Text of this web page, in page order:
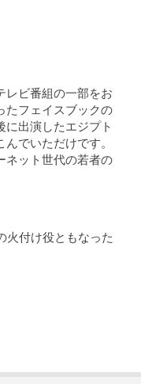
レビ番組の一部をお
たフェイスブックの
出演したエジプト
でいただけです。
ネット世代の若者の
火付け役ともなった